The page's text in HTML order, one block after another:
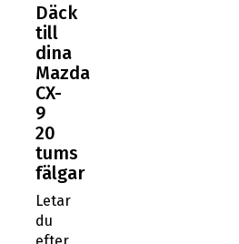
Däck
till
dina
Mazda
CX-
9
20
tums
fälgar
Letar
du